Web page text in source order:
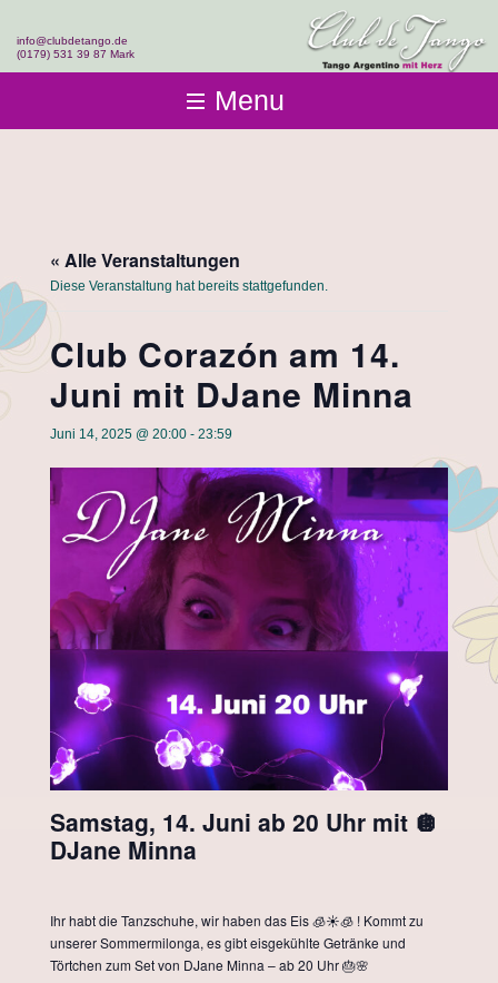
info@clubdetango.de
(0179) 531 39 87 Mark
Menu
Club-Infos
Kontakt
« Alle Veranstaltungen
Diese Veranstaltung hat bereits stattgefunden.
Club Corazón am 14.
Juni mit DJane Minna
Juni 14, 2025 @ 20:00 - 23:59
Samstag, 14. Juni ab 20 Uhr mit 🪩
DJane Minna
Ihr habt die Tanzschuhe, wir haben das Eis 🧊☀️🧊 ! Kommt zu
unserer Sommermilonga, es gibt eisgekühlte Getränke und
Törtchen zum Set von DJane Minna – ab 20 Uhr 🎂🌸